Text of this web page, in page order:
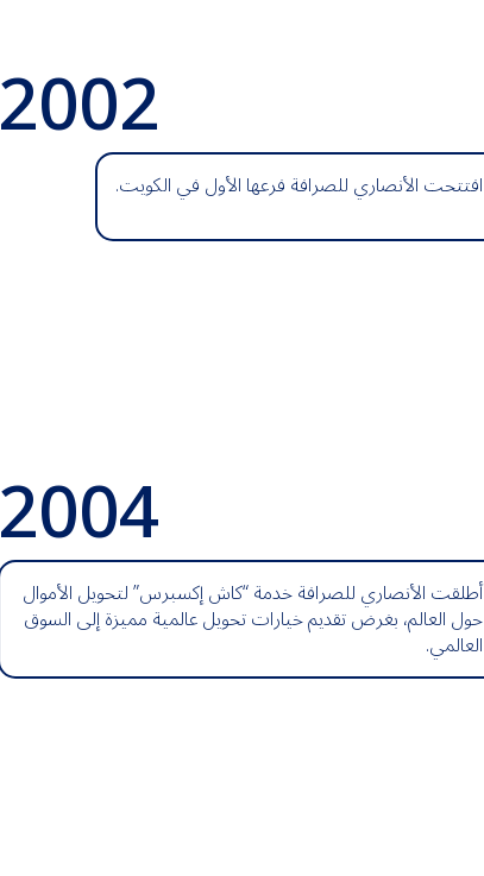
2002
افتتحت الأنصاري للصرافة فرعها الأول في الكويت.
2004
أطلقت الأنصاري للصرافة خدمة “كاش إكسبرس” لتحويل الأموال
حول العالم، بغرض تقديم خيارات تحويل عالمية مميزة إلى السوق
العالمي.